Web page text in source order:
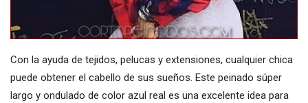
Con la ayuda de tejidos, pelucas y extensiones, cualquier chica
puede obtener el cabello de sus sueños. Este peinado súper
largo y ondulado de color azul real es una excelente idea para